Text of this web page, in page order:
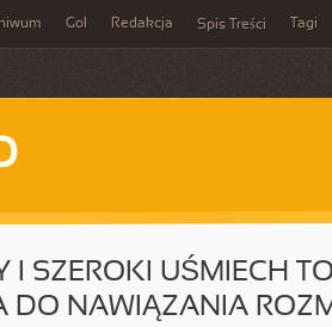
Gol Redakcja Spis Treści Tagi
I SZEROKI UŚMIECH
DO NAWIĄZANIA